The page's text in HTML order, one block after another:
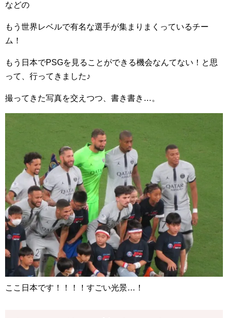
などの
もう世界レベルで有名な選手が集まりまくっているチー
ム！
もう日本でPSGを見ることができる機会なんてない！と思
って、行ってきました♪
撮ってきた写真を交えつつ、書き書き…。
ここ日本です！！！！すごい光景…！